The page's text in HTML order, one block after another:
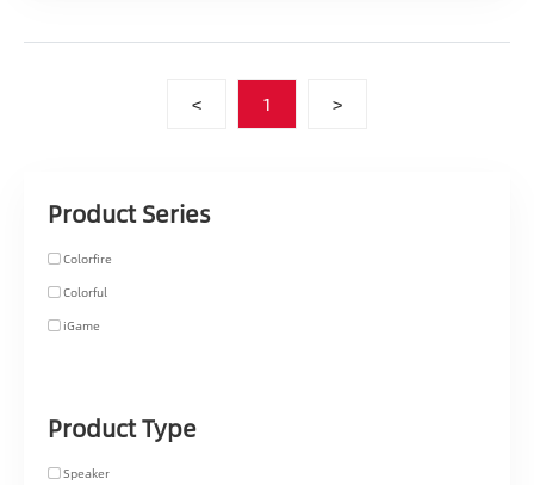
< 1 >
Product Series
Colorfire
Colorful
iGame
Product Type
Speaker